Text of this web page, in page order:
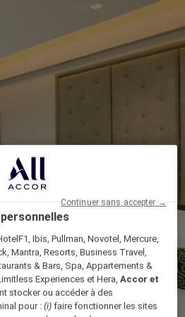
Ibis, Pullman, Novotel, Mercure,
Mantra, Resorts, Business Travel,
& Bars, Spa, Appartements &
Experiences et Hera,Accor et
stocker ou accéder à des
pour :(i) faire fonctionner les sites
Continuer sans accepter →